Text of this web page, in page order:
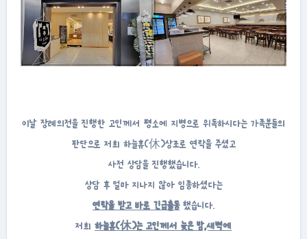
이날 장례의전을 진행한 고인께서 평소에 지병으로 위독하시다는 가족분들의
판단으로 저희 하늘휴(休)상조로 연락을 주셨고
사전 상담을 진행했습니다.
상담 후 얼마 지나지 않아 임종하셨다는
연락을 받고 바로 긴급출동했습니다.
저희 하늘휴(休)는 고인께서 늦은 밤,새벽에